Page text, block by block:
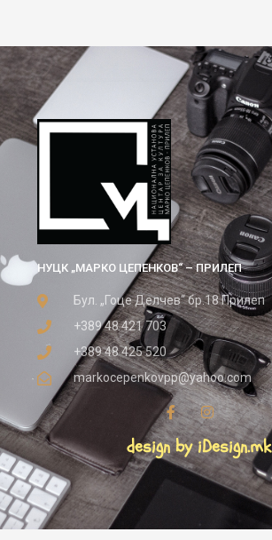
НУЦК „МАРКО ЦЕПЕНКОВ“ – ПРИЛЕП
Бул. „Гоце Делчев“ бр.18 Прилеп
+389 48 421 703
+389 48 425 520
markocepenkovpp@yahoo.com
design by iDesign.mk